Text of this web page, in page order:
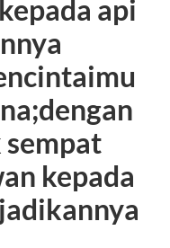
api
kepada